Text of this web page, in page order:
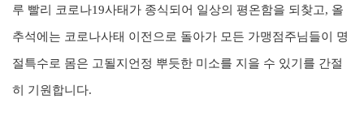
루 빨리 코로나19사태가 종식되어 일상의 평온함을 되찾고, 올
추석에는 코로나사태 이전으로 돌아가 모든 가맹점주님들이 명
절특수로 몸은 고될지언정 뿌듯한 미소를 지을 수 있기를 간절
히 기원합니다.